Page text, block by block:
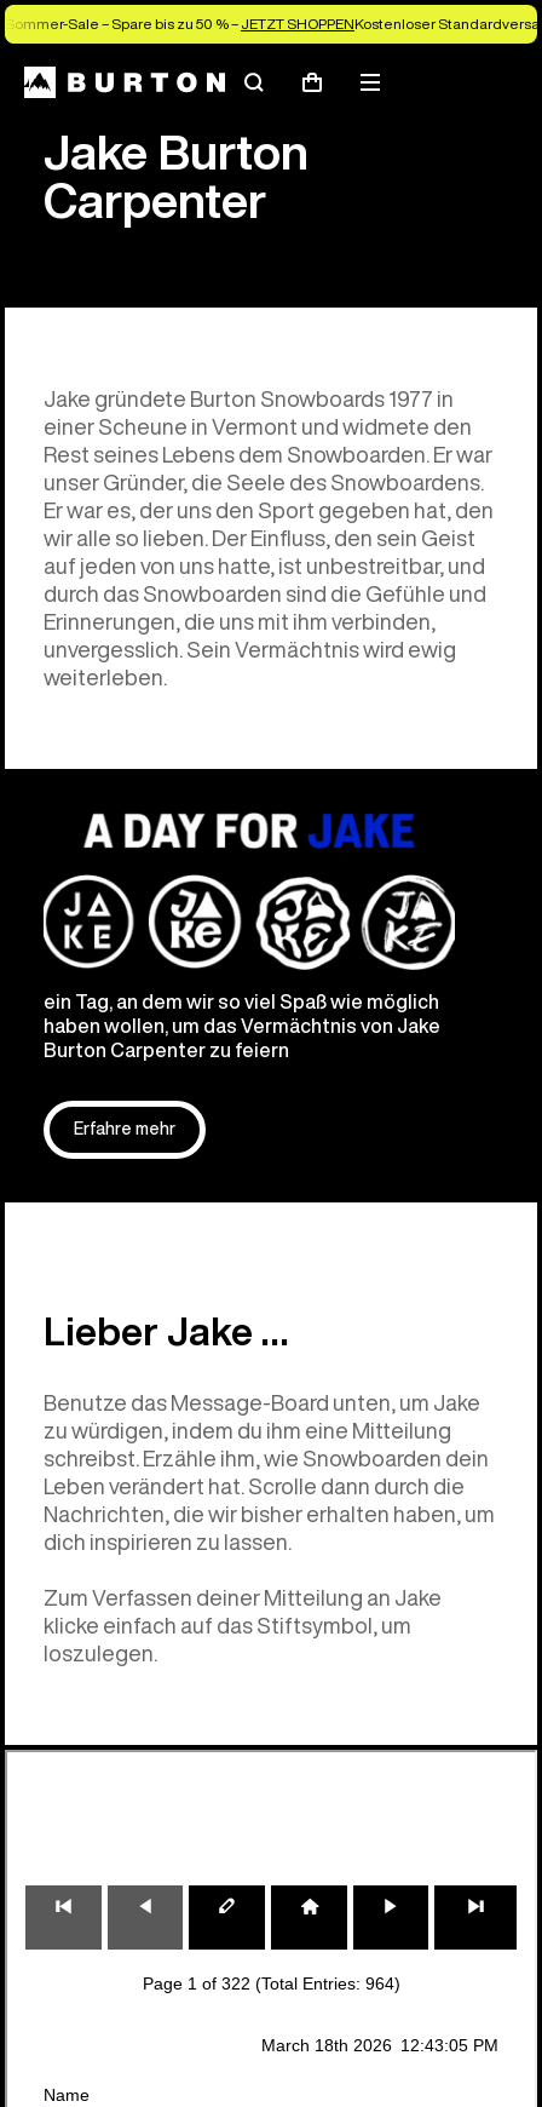
Sommer-Sale – Spare bis zu 50 % – JETZT SHOPPENKostenloser
SuchenWarenkorb
Menü
Jake Burton
Carpenter
Jake gründete Burton Snowboards 1977 in
einer Scheune in Vermont und widmete den
Rest seines Lebens dem Snowboarden. Er war
unser Gründer, die Seele des Snowboardens.
Er war es, der uns den Sport gegeben hat, den
wir alle so lieben. Der Einfluss, den sein Geist
auf jeden von uns hatte, ist unbestreitbar, und
durch das Snowboarden sind die Gefühle und
Erinnerungen, die uns mit ihm verbinden,
unvergesslich. Sein Vermächtnis wird ewig
weiterleben.
ein Tag, an dem wir so viel Spaß wie möglich
haben wollen, um das Vermächtnis von Jake
Burton Carpenter zu feiern
Erfahre mehr
Lieber Jake …
Benutze das Message-Board unten, um Jake
zu würdigen, indem du ihm eine Mitteilung
schreibst. Erzähle ihm, wie Snowboarden dein
Leben verändert hat. Scrolle dann durch die
Nachrichten, die wir bisher erhalten haben, um
dich inspirieren zu lassen.
Zum Verfassen deiner Mitteilung an Jake
klicke einfach auf das Stiftsymbol, um
loszulegen.